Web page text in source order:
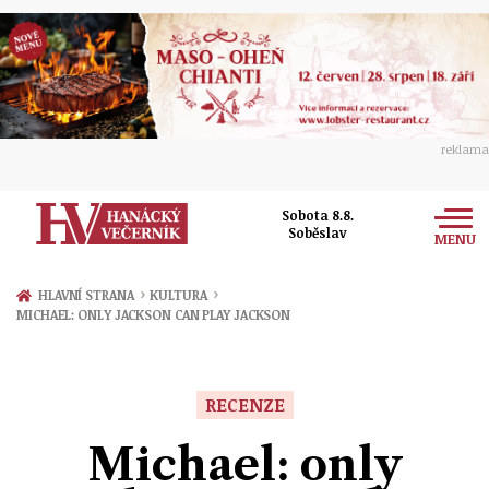
reklama
Sobota 8.8.
Soběslav
MENU
Zprávy
Ekonomika
HLAVNÍ STRANA › KULTURA ›
MICHAEL: ONLY JACKSON CAN PLAY JACKSON
RECENZE
Michael: only